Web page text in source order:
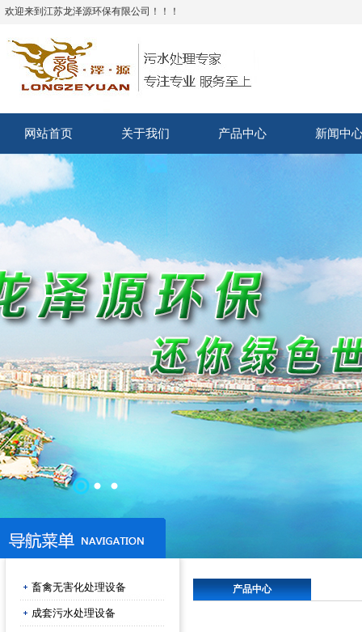
欢迎来到江苏龙泽源环保有限公司！！！
网站首页 关于我们 产品中心 新闻中
畜禽无害化处理设备
成套污水处理设备
产品中心